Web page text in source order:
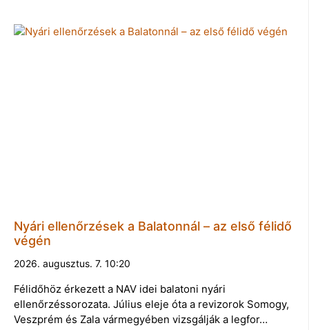
Nyári ellenőrzések a Balatonnál – az első félidő
végén
2026. augusztus. 7. 10:20
Félidőhöz érkezett a NAV idei balatoni nyári
ellenőrzéssorozata. Július eleje óta a revizorok Somogy,
Veszprém és Zala vármegyében vizsgálják a legfor…